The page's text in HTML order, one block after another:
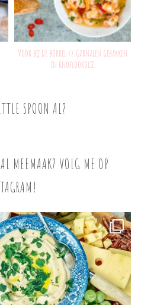
Voor bij de borrel // Garnalen gebakken
in knoflookolie
SPOON AL?
MEEMAAK? VOLG ME OP